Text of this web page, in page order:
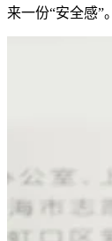
来一份“安全感”。